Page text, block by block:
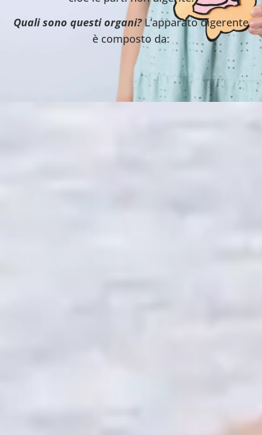
Quali sono questi organi?L’apparato digerente
è composto da: